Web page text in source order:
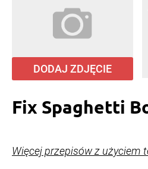
DODAJ ZDJĘCIE
Fix Spaghetti
Więcej przepisów z użyciem